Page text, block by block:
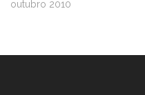
outubro 2010